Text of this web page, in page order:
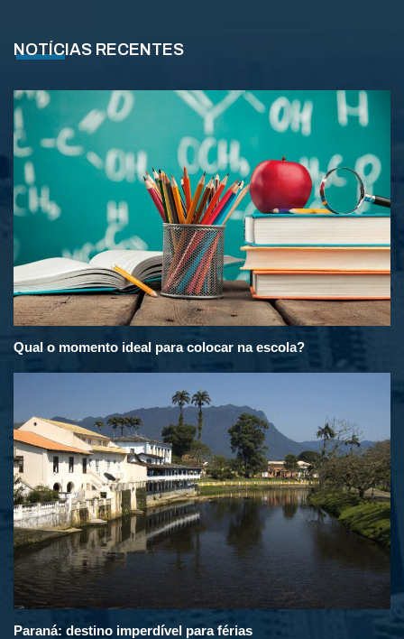
NOTÍCIAS RECENTES
Qual o momento ideal para colocar na escola?
Paraná: destino imperdível para férias